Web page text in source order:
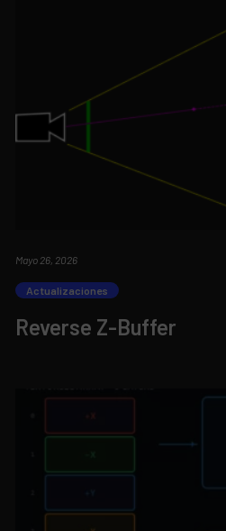
Mayo 26, 2026
Actualizaciones
Reverse Z-Buffer